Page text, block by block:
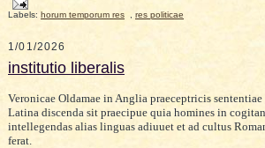
Labels: horum temporum res res politicae
1/01/2026
institutio liberalis
Veronicae Oldamae in Anglia praeceptricis sententiae
Latina discenda sit praecipue quia homines in
intellegendas alias linguas adiuuet et ad cultus
ferat.